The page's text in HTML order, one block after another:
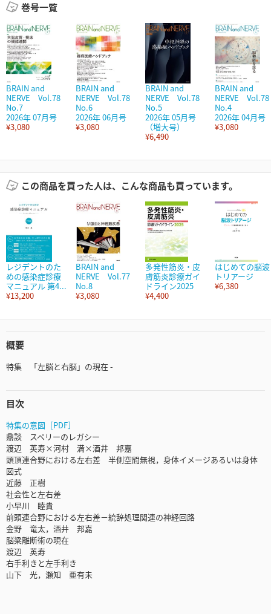
巻号一覧
BRAIN and
NERVE Vol.78
No.7
2026年 07月号
¥3,080
BRAIN and
NERVE Vol.78
No.6
2026年 06月号
¥3,080
BRAIN and
NERVE Vol.78
No.5
2026年 05月号
（増大号）
¥6,490
BRAIN and
NERVE Vol.78
No.4
2026年 04月号
¥3,080
この商品を買った人は、こんな商品も買っています。
レジデントのた
めの感染症診療
マニュアル 第4...
¥13,200
BRAIN and
NERVE Vol.77
No.8
¥3,080
多発性筋炎・皮
膚筋炎診療ガイ
ドライン2025
¥4,400
はじめての脳波
トリアージ
¥6,380
概要
特集 「左脳と右脳」の現在 -
目次
特集の意図［PDF］
鼎談 スペリーのレガシー
渡辺 英寿×河村 満×酒井 邦嘉
頭頂連合野における左右差 半側空間無視，身体イメージあるいは身体
図式
近藤 正樹
社会性と左右差
小早川 睦貴
前頭連合野における左右差－統辞処理関連の神経回路
金野 竜太，酒井 邦嘉
脳梁離断術の現在
渡辺 英寿
右手利きと左手利き
山下 光，瀬知 亜有未